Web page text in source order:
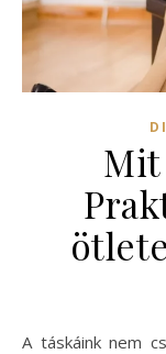
Mit
A táskáink nem csupán praktikus eszközök a mindennapi